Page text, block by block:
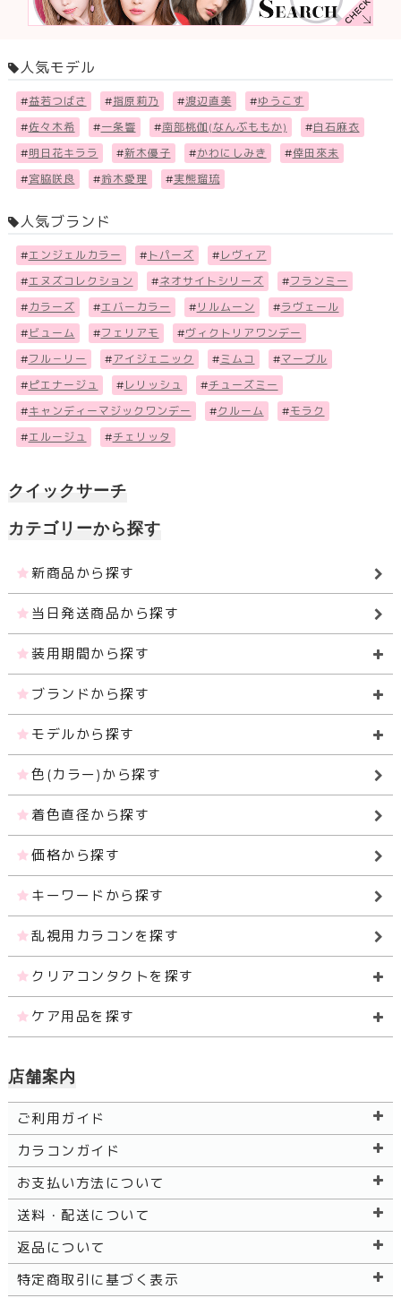
人気モデル
#益若つばさ #指原莉乃 #渡辺直美 #ゆうこす
#佐々木希 #一条響 #南部桃伽(なんぶももか) #白石麻衣
#明日花キララ #新木優子 #かわにしみき #倖田來未
#宮脇咲良 #鈴木愛理 #実熊瑠琉
人気ブランド
#エンジェルカラー # トパーズ # レヴィア
#エヌズコレクション #ネオサイトシリーズ #フランミー
# カラーズ #エバーカラー # リルムーン #ラヴェール
# ビューム #フェリアモ #ヴィクトリアワンデー
#フル－リー #アイジェニック # ミムコ #マーブル
# ピエナージュ # レリッシュ #チューズミー
#キャンディーマジックワンデー #クルーム #モラク
#エルージュ #チェリッタ
クイックサーチ
カテゴリーから探す
新商品から探す
当日発送商品から探す
装用期間から探す
ブランドから探す
モデルから探す
色(カラー)から探す
着色直径から探す
価格から探す
キーワードから探す
乱視用カラコンを探す
クリアコンタクトを探す
ケア用品を探す
店舗案内
ご利用ガイド
カラコンガイド
お支払い方法について
送料・配送について
返品について
特定商取引に基づく表示